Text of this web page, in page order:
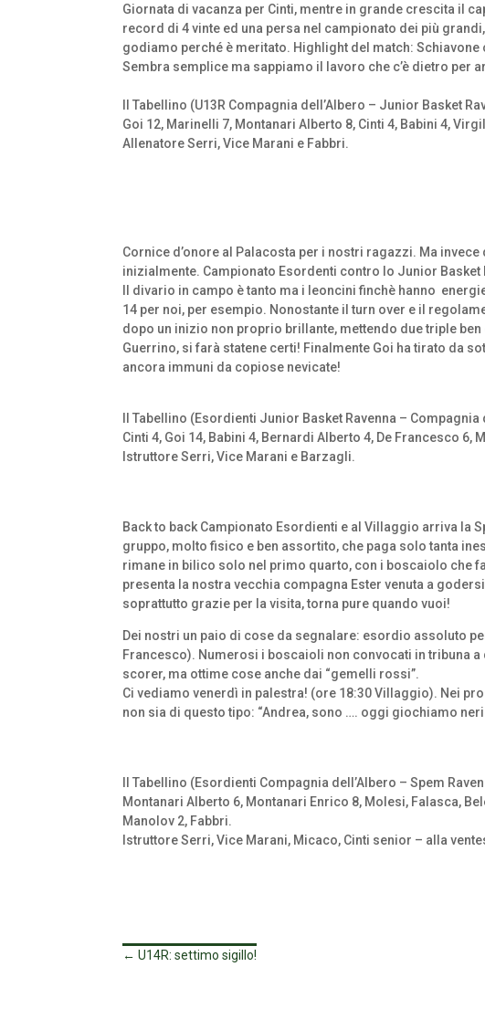
Giornata di vacanza per Cinti, mentre in grande crescita il
record di 4 vinte ed una persa nel campionato dei più
godiamo perché è meritato. Highlight del match:
Sembra semplice ma sappiamo il lavoro che c’è dietro per
Il Tabellino (U13R Compagnia dell’Albero – Junior Basket
Goi 12, Marinelli 7, Montanari Alberto 8, Cinti 4, Babini 4,
Allenatore Serri, Vice Marani e Fabbri.
Cornice d’onore al Palacosta per i nostri ragazzi. Ma
inizialmente. Campionato Esordenti contro lo Junior
Il divario in campo è tanto ma i leoncini finchè hanno
14 per noi, per esempio. Nonostante il turn over e il
dopo un inizio non proprio brillante, mettendo due triple
Guerrino, si farà statene certi! Finalmente Goi ha tirato da
ancora immuni da copiose nevicate!
Il Tabellino (Esordienti Junior Basket Ravenna – Compagnia
Cinti 4, Goi 14, Babini 4, Bernardi Alberto 4, De Francesco
Istruttore Serri, Vice Marani e Barzagli.
Back to back Campionato Esordienti e al Villaggio arriva la
gruppo, molto fisico e ben assortito, che paga solo tanta
rimane in bilico solo nel primo quarto, con i boscaiolo che
presenta la nostra vecchia compagna Ester venuta a
soprattutto grazie per la visita, torna pure quando vuoi!
Dei nostri un paio di cose da segnalare: esordio assoluto
Francesco). Numerosi i boscaioli non convocati in tribuna
scorer, ma ottime cose anche dai “gemelli rossi”.
Ci vediamo venerdì in palestra! (ore 18:30 Villaggio). Nei
non sia di questo tipo: “Andrea, sono …. oggi giochiamo
Il Tabellino (Esordienti Compagnia dell’Albero – Spem
Montanari Alberto 6, Montanari Enrico 8, Molesi, Falasca,
Manolov 2, Fabbri.
Istruttore Serri, Vice Marani, Micaco, Cinti senior – alla
←U14R: settimo sigillo!